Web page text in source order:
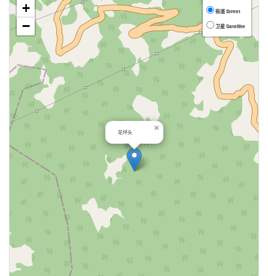
花坪头 ×
+
−
街道 Street
卫星 Satellite